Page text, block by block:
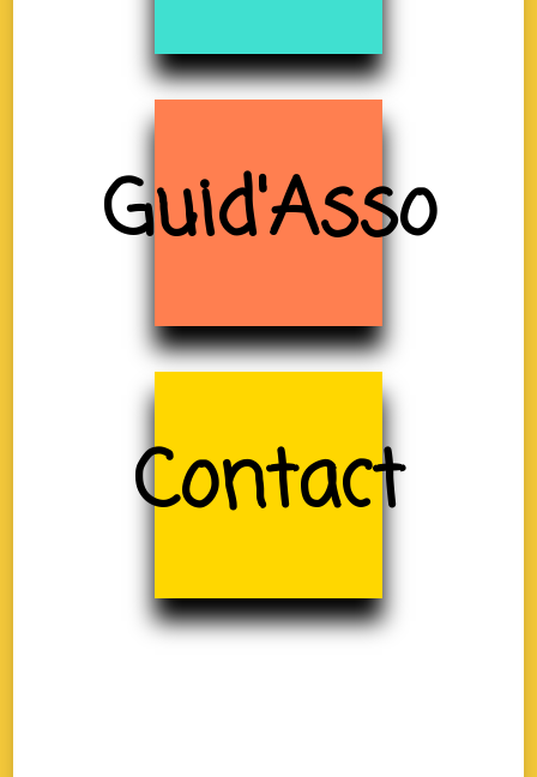
Guid'Asso
Contact